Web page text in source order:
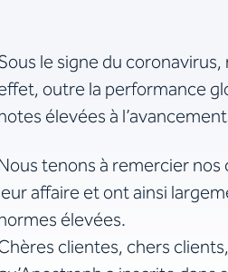
le signe du
outre la performance
élevées à
tenons à remercier
affaire et ont ainsi
élevées.
clientes, chers